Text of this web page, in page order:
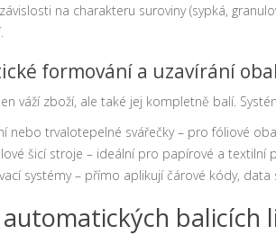
na charakteru suroviny (sypká,
formování a uzavírání
váží zboží, ale také jej kompletně balí.
nebo trvalotepelné svářečky – pro fóliové
šicí stroje – ideální pro papírové a textilní
systémy – přímo aplikují čárové kódy,
balicích